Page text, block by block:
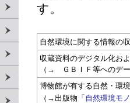
す。
自然環境に関する情報の
収蔵資料のデジタル化お
（→ ＧＢＩＦ等へのデ
博物館が有する自然・環
（→出版物 「自然環境モ